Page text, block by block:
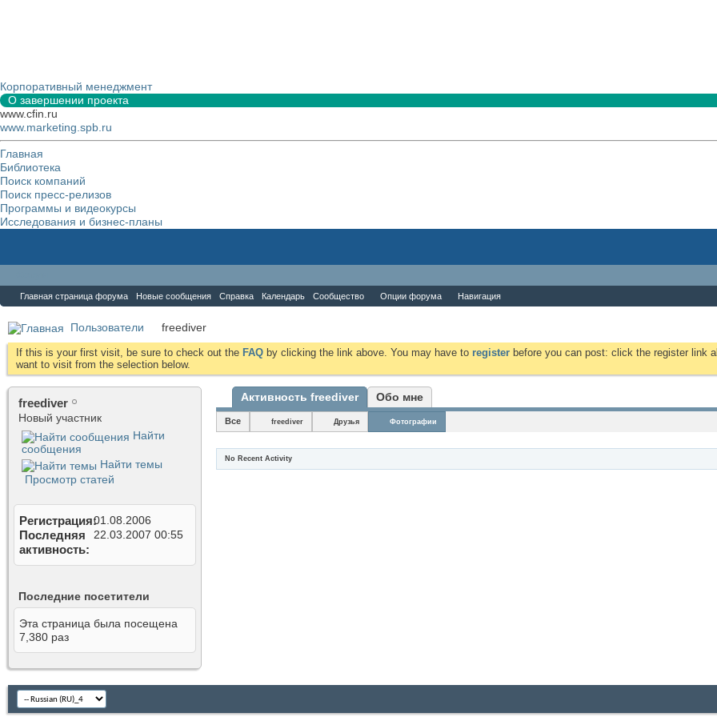
Корпоративный менеджмент
О завершении проекта
www.cfin.ru
www.marketing.spb.ru
Главная
Библиотека
Поиск компаний
Поиск пресс-релизов
Программы и видеокурсы
Исследования и бизнес-планы
Главная страница форума Новые сообщения Справка Календарь Сообщество Опции форума Навигация
Пользователи freediver
If this is your first visit, be sure to check out the FAQ by clicking the link above. You may have to register before you can post: click the register link
want to visit from the selection below.
freediver
Новый участник
Найти
сообщения
Найти темы
Просмотр статей
Регистрация01.08.2006
Последняя
активность
22.03.2007 00:55
Последние посетители
Эта страница была посещена
7,380 раз
Активность freediver Обо мне
Все freediver Друзья Фотографии
No Recent Activity